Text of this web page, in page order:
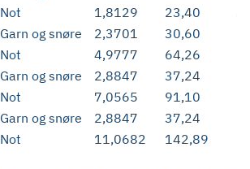
Not
1,8129 23,40
Garn og snøre 2,3701 30,60
Not
4,9777 64,26
Garn og snøre 2,8847
37,24
Not
7,0565
91,10
Garn og snøre 2,8847
37,24
Not
11,0682 142,89